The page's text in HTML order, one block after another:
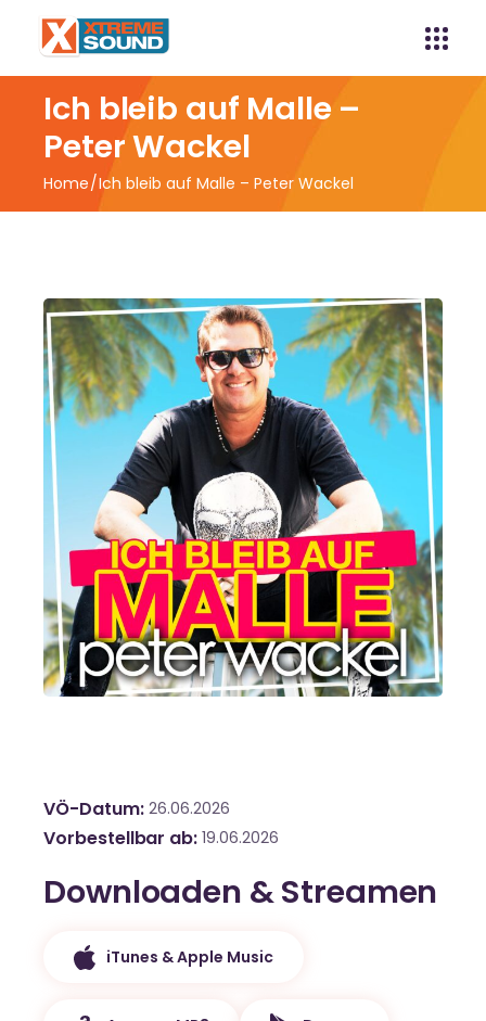
Ich bleib auf Malle –
Peter Wackel
Home Ich bleib auf Malle – Peter Wackel
VÖ-Datum 26.06.2026
Vorbestellbar ab 19.06.2026
Downloaden & Streamen
iTunes & Apple Music